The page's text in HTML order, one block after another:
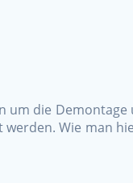
um die
Wie man